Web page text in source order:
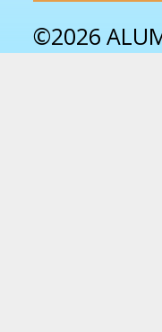
©2026